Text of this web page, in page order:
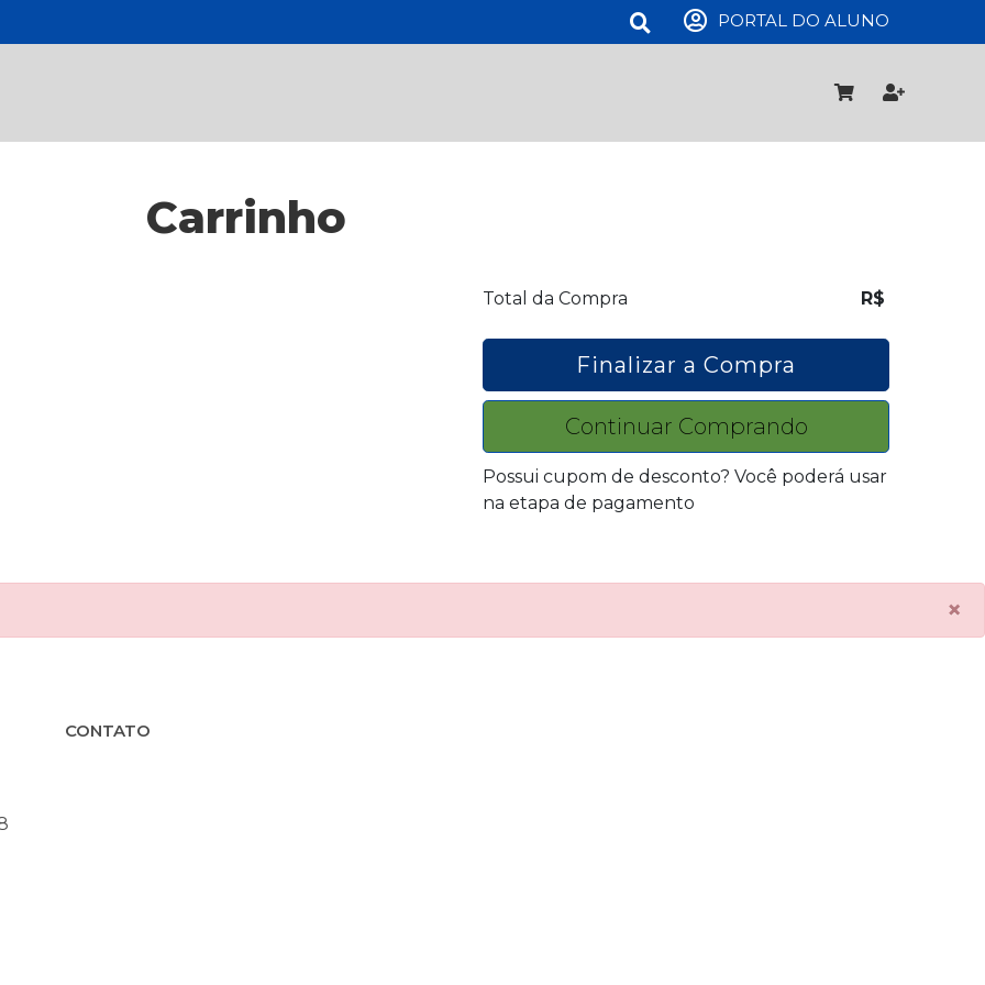
PORTAL DO ALUNO
Carrinho
Total da Compra R$
Finalizar a Compra
Continuar Comprando
Possui cupom de desconto? Você poderá usar
na etapa de pagamento
×
CONTATO